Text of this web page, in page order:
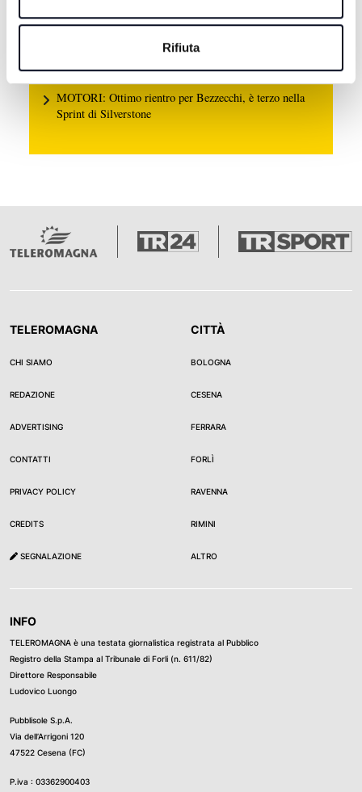
Rifiuta
GALLIPOLI: Ragazzo 19enne morto in mare, era nipote
consigliera E-R Elena Ugolini
MOTORI: Ottimo rientro per Bezzecchi, è terzo nella
Sprint di Silverstone
TELEROMAGNA
CHI SIAMO
REDAZIONE
ADVERTISING
CONTATTI
PRIVACY POLICY
CREDITS
SEGNALAZIONE
CITTÀ
BOLOGNA
CESENA
FERRARA
FORLÌ
RAVENNA
RIMINI
ALTRO
INFO
TELEROMAGNA è una testata giornalistica registrata al Pubblico
Registro della Stampa al Tribunale di Forli (n. 611/82)
Direttore Responsabile
Ludovico Luongo
Pubblisole S.p.A.
Via dell’Arrigoni 120
47522 Cesena (FC)
P.iva : 03362900403